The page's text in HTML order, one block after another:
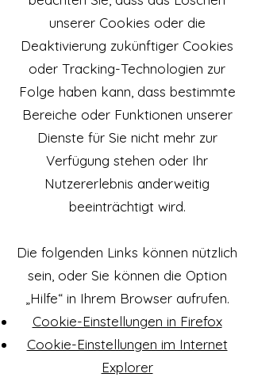
unserer Cookies oder die
Deaktivierung zukünftiger Cookies
oder Tracking-Technologien zur
Folge haben kann, dass bestimmte
Bereiche oder Funktionen unserer
Dienste für Sie nicht mehr zur
Verfügung stehen oder Ihr
Nutzererlebnis anderweitig
beeinträchtigt wird.
Die folgenden Links können nützlich
sein, oder Sie können die Option
„Hilfe“ in Ihrem Browser aufrufen.
Cookie-Einstellungen in Firefox
Cookie-Einstellungen im Internet
Explorer